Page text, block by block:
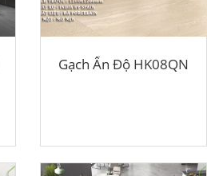
Gạch Ấn Độ HK08QN